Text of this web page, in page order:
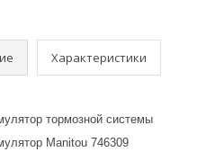
Характеристики
тормозной системы
Manitou 746309